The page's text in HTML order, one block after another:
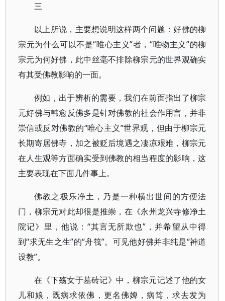
三
以上所说，主要想说明这样两个问题：好佛的柳
宗元为什么可以不是“唯心主义”者，“唯物主义”的柳
宗元为何好佛，此中丝毫不排除柳宗元的世界观确实
有其受佛教影响的一面。
例如，出于辨析的需要，我们在前面指出了柳宗
元好佛与韩愈反佛多是针对佛教的社会作用言，并非
崇信或反对佛教的“唯心主义”世界观，但由于柳宗元
长期寄居佛寺，加之被贬后境遇之凄凉艰难，柳宗元
在人生观等方面确实受到佛教的相当程度的影响，这
主要表现在下面几件事上。
佛教之极乐净土，乃是一种横出世间的方便法
门，柳宗元对此却很是推崇，在《永州龙兴寺修净土
院记》里，他说：“其言无所欺也”，并希望从中得
到“求无生之生”的“舟筏”。可见他好佛并非纯是“神道
设教”。
在《下殇女于墓砖记》中，柳宗元记述了他的女
儿和娘，既病求依佛，更名佛婢，病笃，求去发为